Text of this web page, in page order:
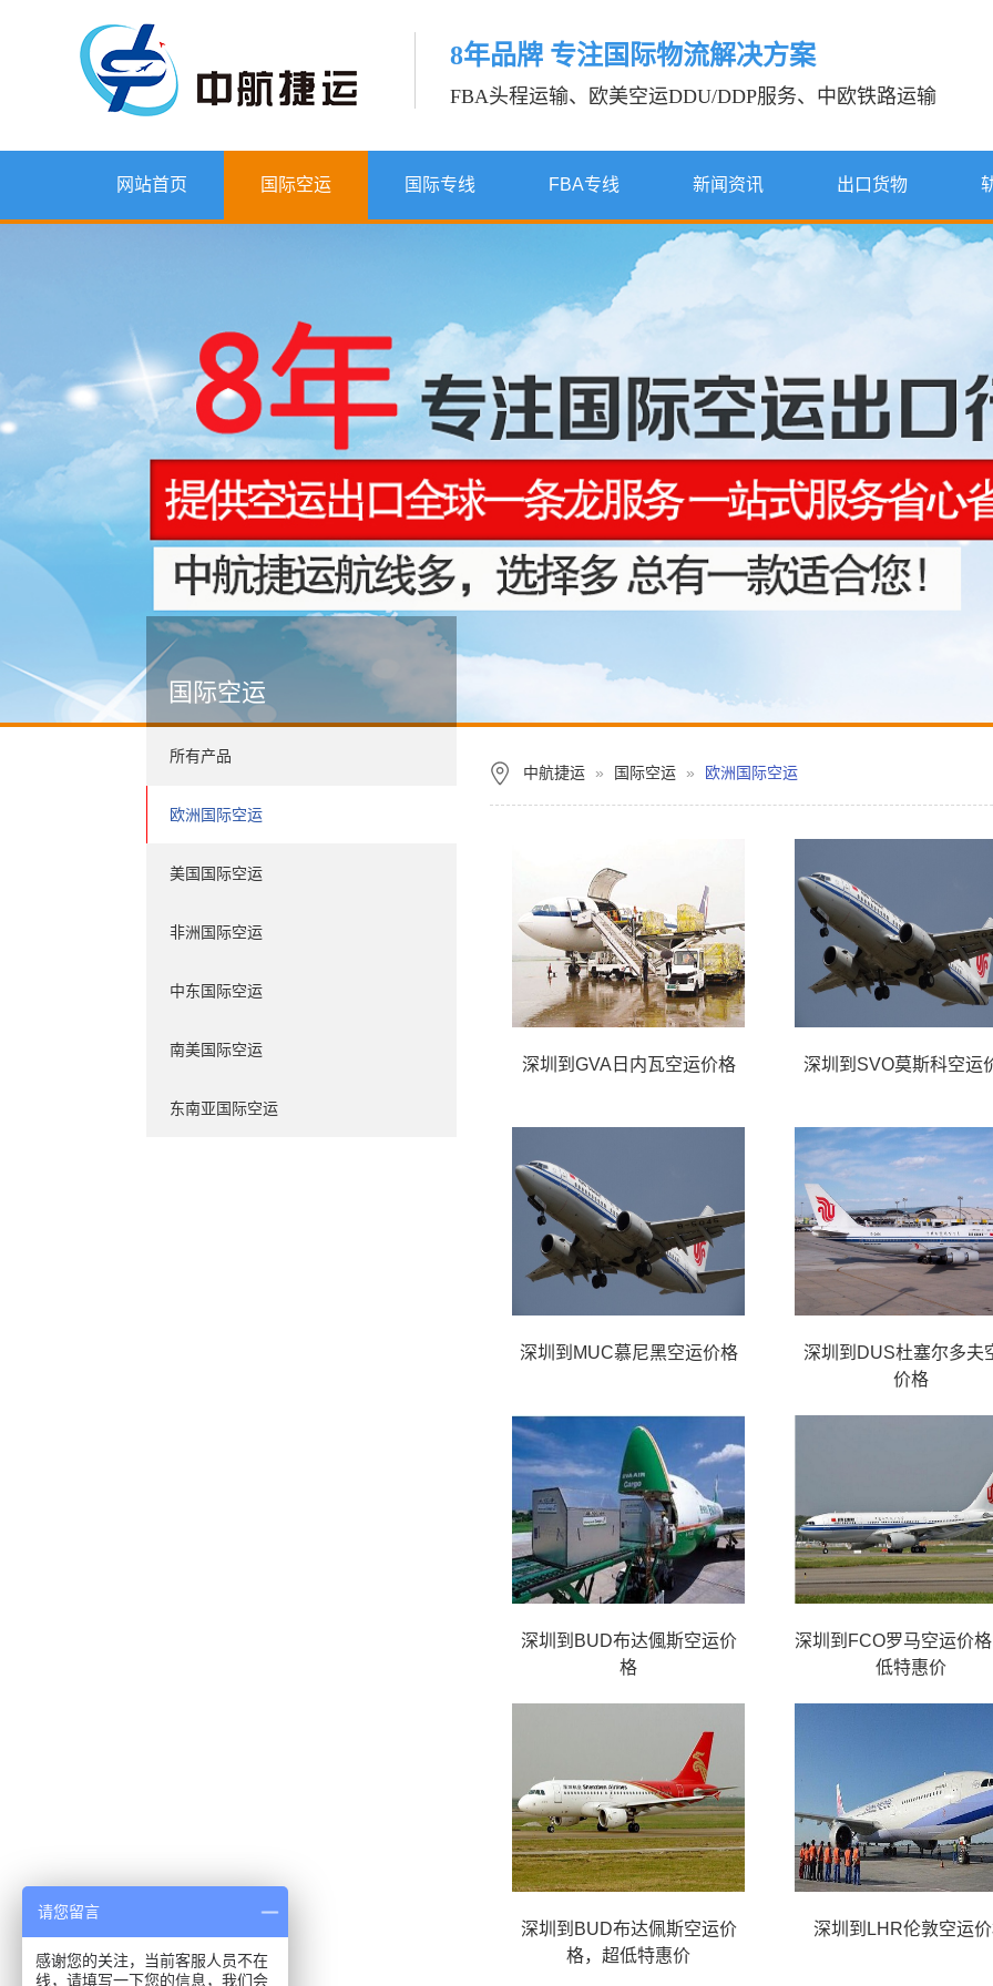
8年品牌 专注国际物流解决方案
FBA头程运输、欧美空运DDU/DDP服务、中欧铁路运输
网站首页 国际空运 国际专线 FBA专线 新闻资讯 出口货物
国际空运
所有产品
欧洲国际空运
美国国际空运
非洲国际空运
中东国际空运
南美国际空运
东南亚国际空运
中航捷运 » 国际空运 » 欧洲国际空运
深圳到GVA日内瓦空运价格 深圳到SVO莫斯科空运
深圳到MUC慕尼黑空运价格
深圳到DUS杜塞尔多夫
价格
深圳到BUD布达偑斯空运价
格
深圳到FCO罗马空运价
低特惠价
深圳到BUD布达佩斯空运价
格，超低特惠价
深圳到LHR伦敦空运
请您留言
感谢您的关注，当前客服人员不在
线，请填写一下您的信息，我们会